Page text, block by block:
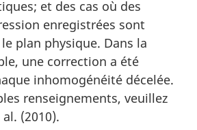
et des cas où des
enregistrées sont
plan physique. Dans la
une correction a été
inhomogénéité décelée.
renseignements, veuillez
(2010).